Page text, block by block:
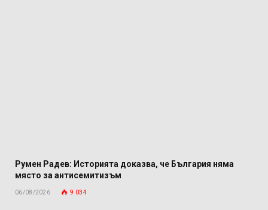
Румен Радев: Историята доказва, че България няма
място за антисемитизъм
06/08/2026 9 034